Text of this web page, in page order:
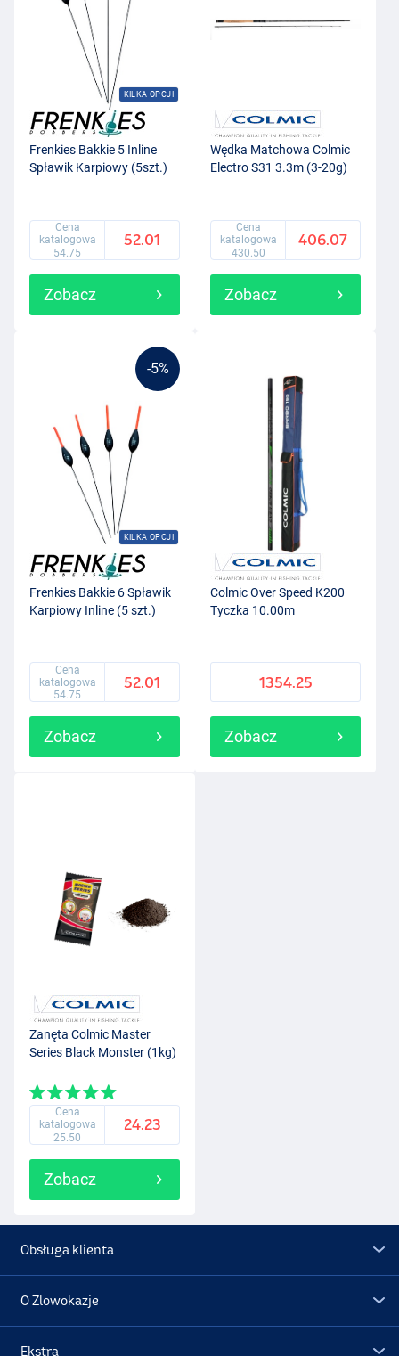
KILKA OPCJI
Frenkies Bakkie 5 Inline
Spławik Karpiowy (5szt.)
Cena
katalogowa
54.75
52.01
Zobacz
Wędka Matchowa Colmic
Electro S31 3.3m (3-20g)
Cena
katalogowa
430.50
406.07
Zobacz
-5%
KILKA OPCJI
Frenkies Bakkie 6 Spławik
Karpiowy Inline (5 szt.)
Cena
katalogowa
54.75
52.01
Zobacz
Colmic Over Speed K200
Tyczka 10.00m
1354.25
Zobacz
Zanęta Colmic Master
Series Black Monster (1kg)
Cena
katalogowa
25.50
24.23
Zobacz
Obsługa klienta
O Zlowokazje
Ekstra